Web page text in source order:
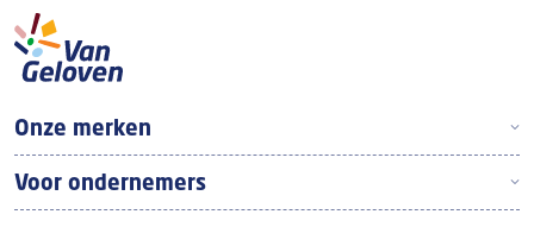
Boven footer
Onze merken
Voor ondernemers